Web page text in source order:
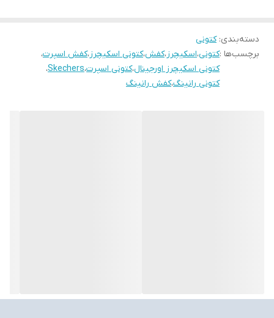
دسته‌بندی:کتونی
برچسب‌ها :کتونی،اسکیچرز،کفش،کتونی اسکیچرز،کفش اسپرت،
کتونی اسکیچرز اورجینال،کتونی اسپرت،Skechers،
کتونی رانینگ،کفش رانینگ